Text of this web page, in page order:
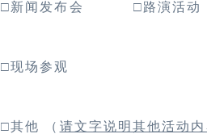
□新闻发布会 □路演活动
□现场参观
□其他 （ 请文字说明其他活动内